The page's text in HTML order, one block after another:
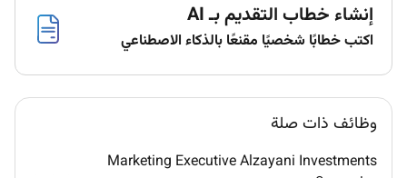
empathy and professionalism working to achieve
timely and satisfactory resolutions.
expectations.
contribute to the implementation of best practices
إنشاء خطاب التقديم بـ AI
اكتب خطابًا شخصيًا مقنعًا بالذكاء الاصطناعي
وظائف ذات صلة
Marketing Executive Alzayani Investments